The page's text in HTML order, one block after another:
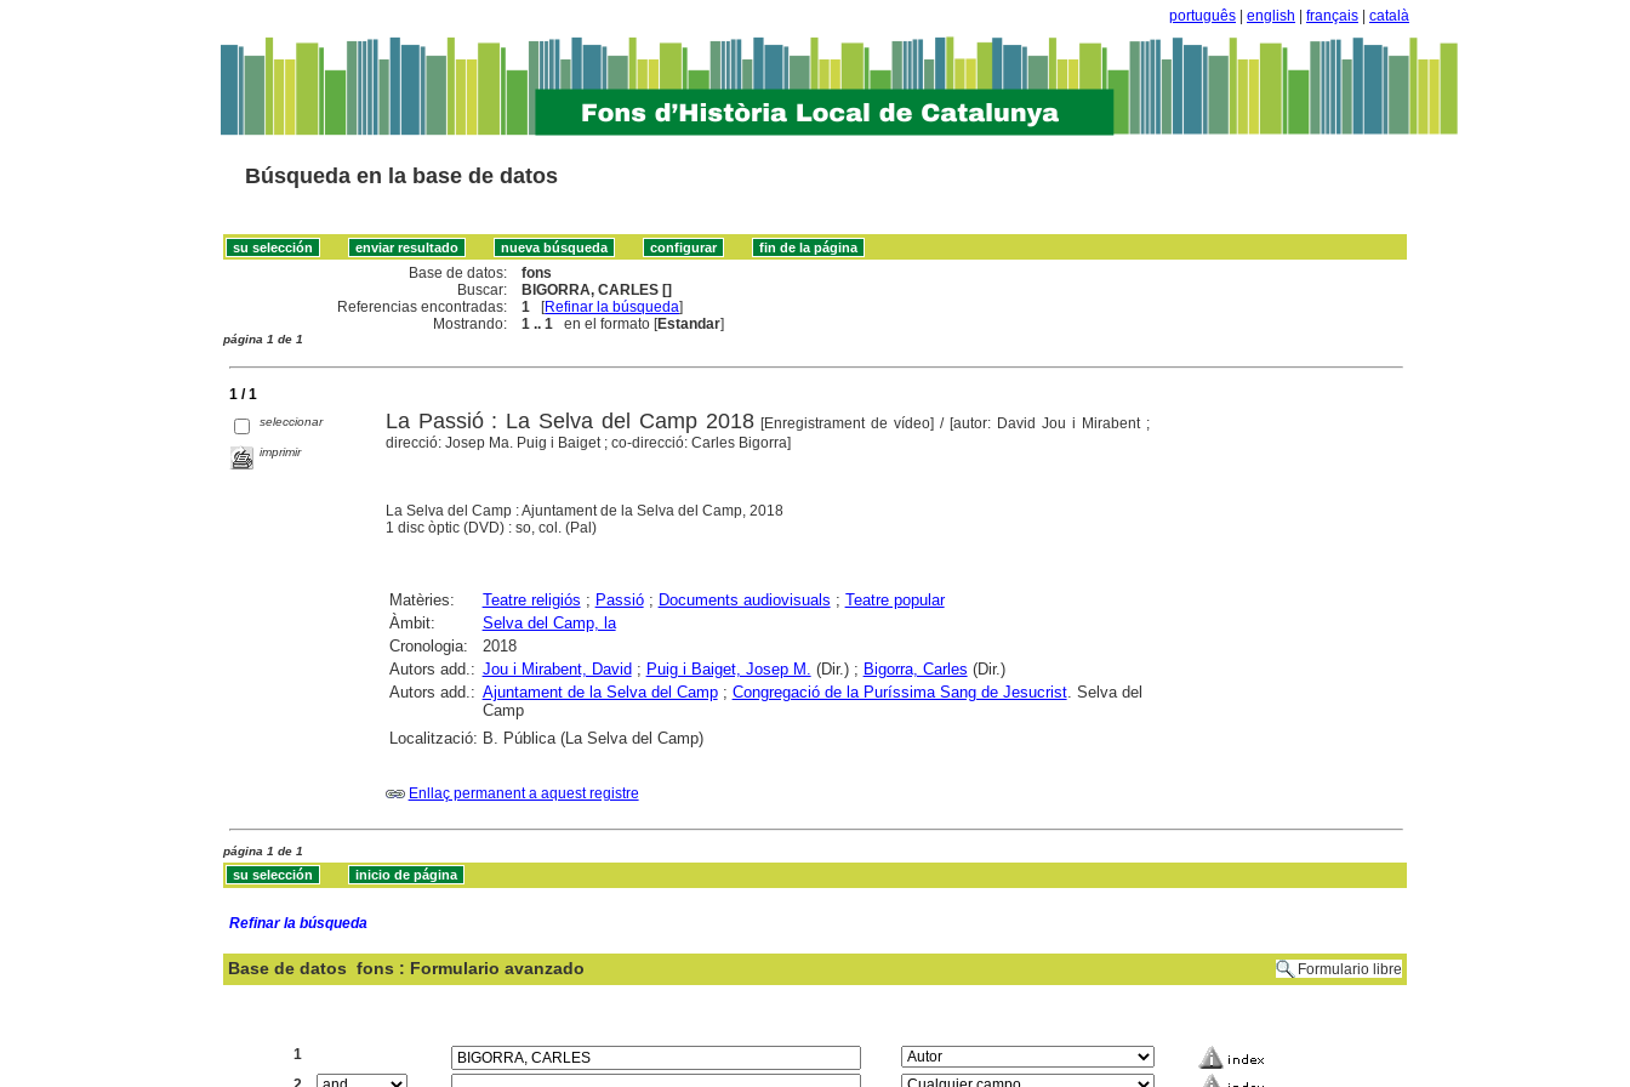
português english français català
Búsqueda en la base de datos
Base de datos:
fons
Buscar:
BIGORRA, CARLES []
Referencias encontradas:
1 [Refinar la búsqueda]
Mostrando:
1 .. 1 en el formato [Estandar]
página 1 de 1
1 / 1
seleccionar
imprimir
La Passió : La Selva del Camp 2018 [Enregistrament de vídeo] / [autor: David Jou i Mirabent ;
direcció: Josep Ma. Puig i Baiget ; co-direcció: Carles Bigorra]
La Selva del Camp : Ajuntament de la Selva del Camp, 2018
1 disc òptic (DVD) : so, col. (Pal)
Matèries: Teatre religiós ; Passió; Documents audiovisuals ; Teatre popular
Àmbit:
Selva del Camp, la
Cronologia:
2018
Autors add.: Jou i Mirabent, David ; Puig i Baiget, Josep M. (Dir.) ; Bigorra, Carles (Dir.)
Autors add.: Ajuntament de la Selva del Camp; Congregació de la Puríssima Sang de Jesucrist. Selva del
Camp
Localització: B. Pública (La Selva del Camp)
Enllaç permanent a aquest registre
página 1 de 1
Refinar la búsqueda
Base de datos fons : Formulario avanzado Formulario libre
1